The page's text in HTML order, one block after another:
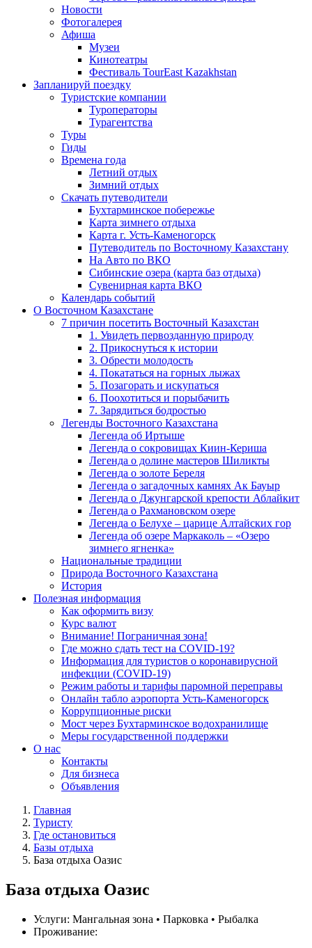
Новости
Фотогалерея
Афиша
Музеи
Кинотеатры
Фестиваль TourEast Kazakhstan
Запланируй поездку
Туристские компании
Туроператоры
Турагентства
Туры
Гиды
Времена года
Летний отдых
Зимний отдых
Скачать путеводители
Бухтарминское побережье
Карта зимнего отдыха
Карта г. Усть-Каменогорск
Путеводитель по Восточному Казахстану
На Авто по ВКО
Сибинские озера (карта баз отдыха)
Сувенирная карта ВКО
Календарь событий
О Восточном Казахстане
7 причин посетить Восточный Казахстан
1. Увидеть первозданную природу
2. Прикоснуться к истории
3. Обрести молодость
4. Покататься на горных лыжах
5. Позагорать и искупаться
6. Поохотиться и порыбачить
7. Зарядиться бодростью
Легенды Восточного Казахстана
Легенда об Иртыше
Легенда о сокровищах Киин-Кериша
Легенда о долине мастеров Шиликты
Легенда о золоте Береля
Легенда о загадочных камнях Ак Бауыр
Легенда о Джунгарской крепости Аблайкит
Легенда о Рахмановском озере
Легенда о Белухе – царице Алтайских гор
Легенда об озере Маркаколь – «Озеро
зимнего ягненка»
Национальные традиции
Природа Восточного Казахстана
История
Полезная информация
Как оформить визу
Курс валют
Внимание! Пограничная зона!
Где можно сдать тест на COVID-19?
Информация для туристов о коронавирусной
инфекции (COVID-19)
Режим работы и тарифы паромной переправы
Онлайн табло аэропорта Усть-Каменогорск
Коррупционные риски
Мост через Бухтарминское водохранилище
Меры государственной поддержки
О нас
Контакты
Для бизнеса
Объявления
Главная
Туристу
Где остановиться
Базы отдыха
База отдыха Оазиc
База отдыха Оазиc
Услуги: Мангальная зона • Парковка • Рыбалка
Проживание: